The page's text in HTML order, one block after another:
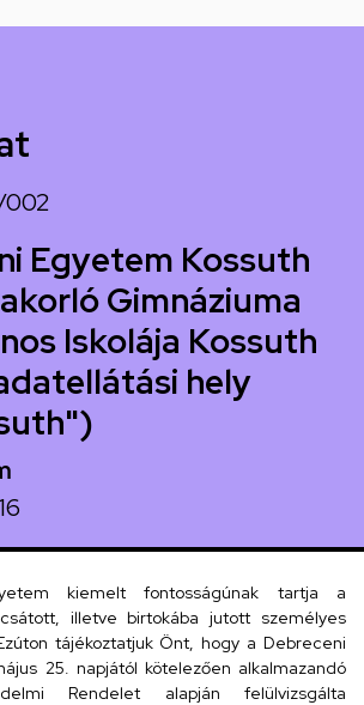
002
Egyetem Kossuth
Gimnáziuma
Iskolája Kossuth
hely
alt.unideb.hu
Kossuth utca 33.
kiemelt fontosságúnak tartja a
illetve birtokába jutott személyes
tájékoztatjuk Önt, hogy a Debreceni
25. napjától kötelezően alkalmazandó
Rendelet alapján felülvizsgálta